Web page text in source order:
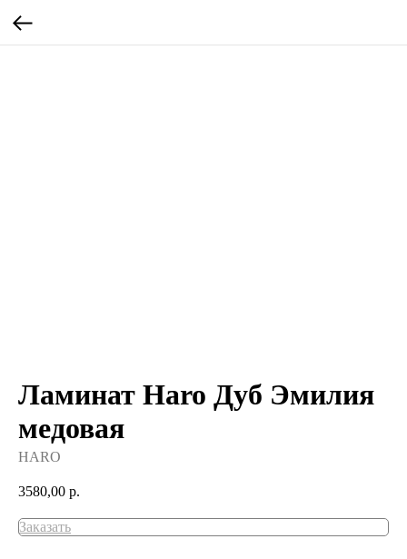
Ламинат Haro Дуб Эмилия
медовая
HARO
3580,00 р.
Заказать